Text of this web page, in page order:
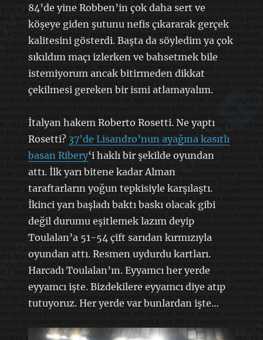
84’de yine Robben’in çok daha sert ve
köşeye giden şutunu nefis çıkararak gerçek
kalitesini gösterdi. Başta da söyledim ya çok
sıkıldım maçı izlerken ve bahsetmek bile
istemiyorum ancak bitirmeden dikkat
çekilmesi gereken bir ismi atlamayalım.
İtalyan hakem Roberto Rosetti. Ne yaptı
Rosetti? 37’de Lisandro’nun ayağına kasıtlı
basan Ribery‘i haklı bir şekilde oyundan
attı. İlk yarı bitene kadar Alman
taraftarların yoğun tepkisiyle karşılaştı.
İkinci yarı başladı baktı baskı olacak gibi
değil durumu eşitlemek lazım deyip
Toulalan’a 51-54 çift sarıdan kırmızıyla
oyundan attı. Resmen uydurdu kartları.
Harcadı Toulalan’ın. Eyyamcı her yerde
eyyamcı işte. Bizdekilere eyyamcı diye atıp
tutuyoruz. Her yerde var bunlardan işte…